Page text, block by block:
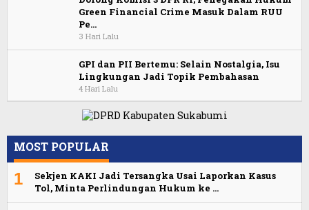
Green Financial Crime Masuk Dalam RUU
Pe…
3 Hari Lalu
GPI dan PII Bertemu: Selain Nostalgia, Isu
Lingkungan Jadi Topik Pembahasan
4 Hari Lalu
MOST POPULAR
1
Sekjen KAKI Jadi Tersangka Usai Laporkan Kasus
Tol, Minta Perlindungan Hukum ke …